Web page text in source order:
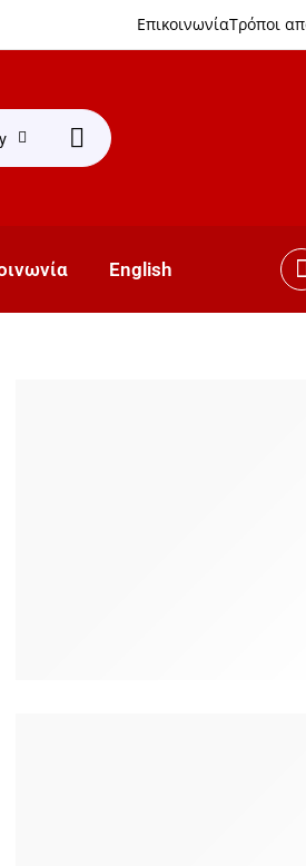
ΕπικοινωνίαΤρόποι
English